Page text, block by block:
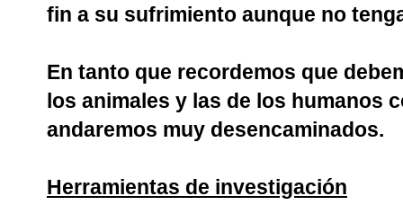
fin a su sufrimiento aunque no
En tanto que recordemos que
los animales y las de los humanos
andaremos muy desencaminados.
Herramientas de investigación